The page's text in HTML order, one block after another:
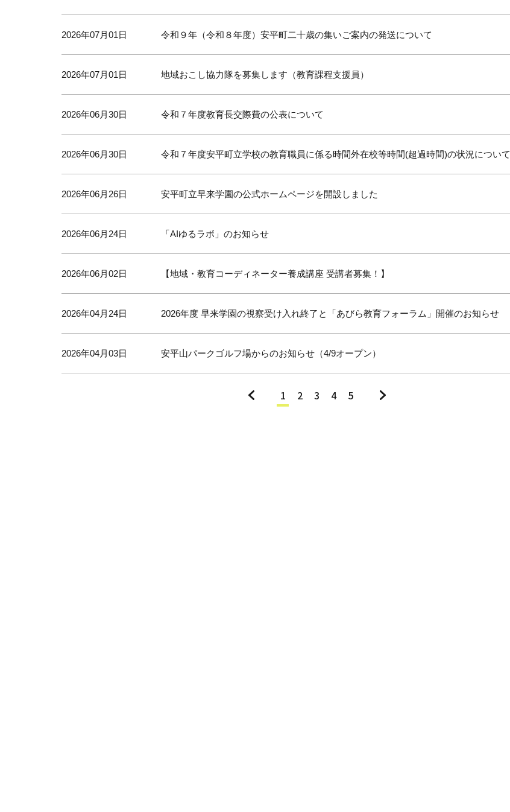
2026年07月01日 令和９年（令和８年度）安平町二十歳の集いご案内の発送について
2026年07月01日 地域おこし協力隊を募集します（教育課程支援員）
2026年06月30日 令和７年度教育長交際費の公表について
2026年06月30日 令和７年度安平町立学校の教育職員に係る時間外在校等時間(超過時間)の状況について
2026年06月26日 安平町立早来学園の公式ホームページを開設しました
2026年06月24日 「AIゆるラボ」のお知らせ
2026年06月02日 【地域・教育コーディネーター養成講座 受講者募集！】
2026年04月24日 2026年度 早来学園の視察受け入れ終了と「あびら教育フォーラム」開催のお知らせ
2026年04月03日 安平山パークゴルフ場からのお知らせ（4/9オープン）
« 1 2 3 4 5 »